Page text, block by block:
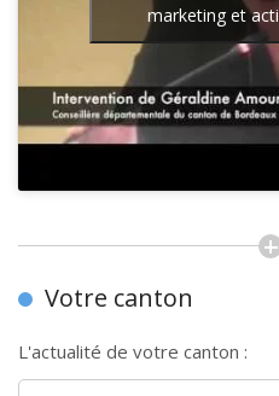
marketing et
Votre canton
L'actualité de votre canton :